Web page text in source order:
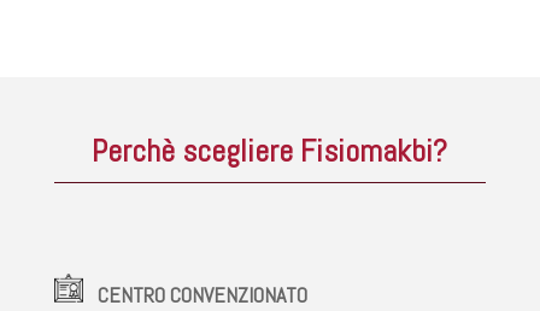
Perchè scegliere Fisiomakbi?
CENTRO CONVENZIONATO